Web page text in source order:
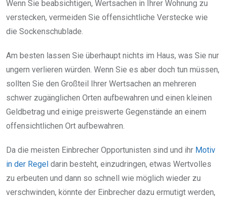
Wenn Sie beabsichtigen, Wertsachen in Ihrer Wohnung zu
verstecken, vermeiden Sie offensichtliche Verstecke wie
die Sockenschublade.
Am besten lassen Sie überhaupt nichts im Haus, was Sie nur
ungern verlieren würden. Wenn Sie es aber doch tun müssen,
sollten Sie den Großteil Ihrer Wertsachen an mehreren
schwer zugänglichen Orten aufbewahren und einen kleinen
Geldbetrag und einige preiswerte Gegenstände an einem
offensichtlichen Ort aufbewahren.
Da die meisten Einbrecher Opportunisten sind und ihr Motiv
in der Regel darin besteht, einzudringen, etwas Wertvolles
zu erbeuten und dann so schnell wie möglich wieder zu
verschwinden, könnte der Einbrecher dazu ermutigt werden,